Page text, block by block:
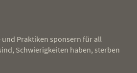
und Praktiken sponsern für all
Schwierigkeiten haben, sterben